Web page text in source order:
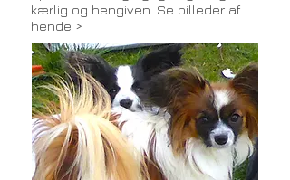
kærlig og hengiven. Se billeder af
hende >